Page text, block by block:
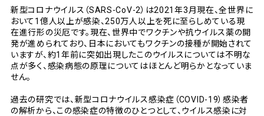
新型コロナウイルス（SARS-CoV-2）は2021年3月現在、全世界に
おいて1億人以上が感染、250万人以上を死に至らしめている現
在進行形の災厄です。現在、世界中でワクチンや抗ウイルス薬の開
発が進められており、日本においてもワクチンの接種が開始されて
いますが、約1年前に突如出現したこのウイルスについては不明な
点が多く、感染病態の原理についてはほとんど明らかとなっていま
せん。
過去の研究では、新型コロナウイルス感染症（COVID-19）感染者
の解析から、この感染症の特徴のひとつとして、ウイルス感染に対